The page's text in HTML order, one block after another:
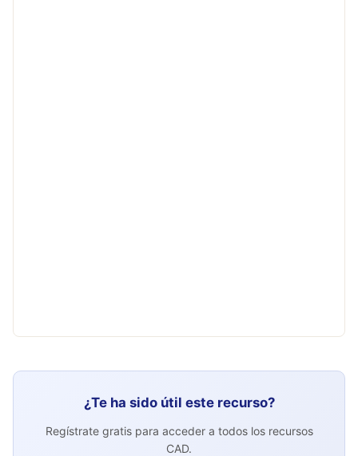
¿Te ha sido útil este recurso?
Regístrate gratis para acceder a todos los recursos
CAD.